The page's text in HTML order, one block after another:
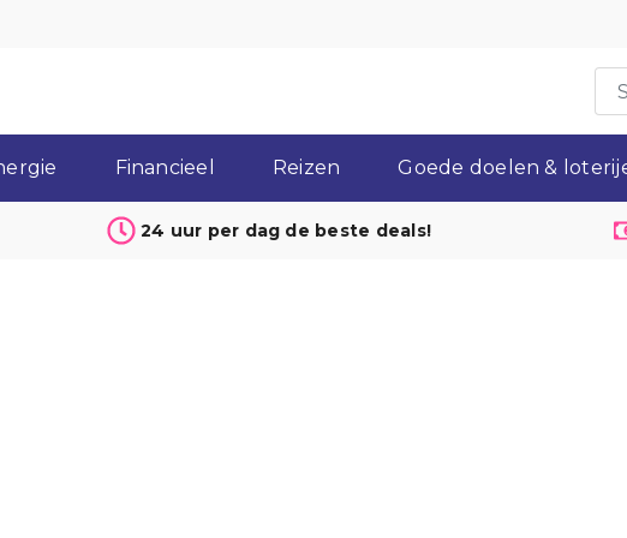
Financieel Reizen Goede doelen &
24 uur per dag de beste deals!